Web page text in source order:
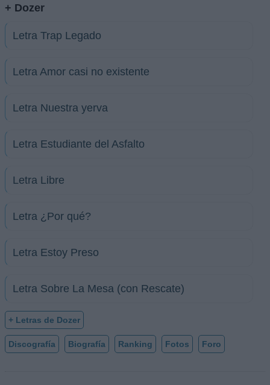
+ Dozer
Letra Trap Legado
Letra Amor casi no existente
Letra Nuestra yerva
Letra Estudiante del Asfalto
Letra Libre
Letra ¿Por qué?
Letra Estoy Preso
Letra Sobre La Mesa (con Rescate)
+ Letras de Dozer
Discografía Biografía Ranking Fotos Foro